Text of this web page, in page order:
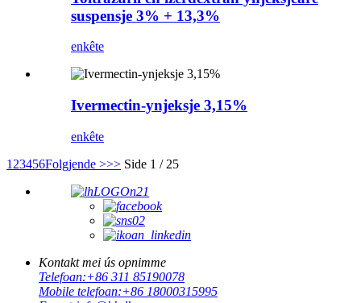
suspensje 3% + 13,3%
enkête
Ivermectin-ynjeksje 3,15%
enkête
1 23456Folgjende >>> Side 1 / 25
Kontakt mei ús opnimme
Telefoan:+86 311 85190078
Mobile telefoan:+86 18000315995